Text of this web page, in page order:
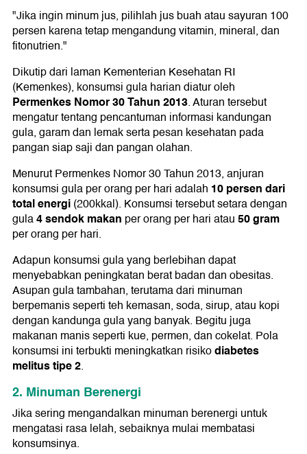
"Jika ingin minum jus, pilihlah jus buah atau sayuran 100
persen karena tetap mengandung vitamin, mineral, dan
fitonutrien."
Dikutip dari laman Kementerian Kesehatan RI
(Kemenkes), konsumsi gula harian diatur oleh
Permenkes Nomor 30 Tahun 2013. Aturan tersebut
mengatur tentang pencantuman informasi kandungan
gula, garam dan lemak serta pesan kesehatan pada
pangan siap saji dan pangan olahan.
Menurut Permenkes Nomor 30 Tahun 2013, anjuran
konsumsi gula per orang per hari adalah 10 persen dari
total energi(200kkal). Konsumsi tersebut setara dengan
gula4 sendok makan per orang per hari atau50 gram
per orang per hari.
Adapun konsumsi gula yang berlebihan dapat
menyebabkan peningkatan berat badan dan obesitas.
Asupan gula tambahan, terutama dari minuman
berpemanis seperti teh kemasan, soda, sirup, atau kopi
dengan kandunga gula yang banyak. Begitu juga
makanan manis seperti kue, permen, dan cokelat. Pola
konsumsi ini terbukti meningkatkan risikodiabetes
melitus tipe 2.
2. Minuman Berenergi
Jika sering mengandalkan minuman berenergi untuk
mengatasi rasa lelah, sebaiknya mulai membatasi
konsumsinya.